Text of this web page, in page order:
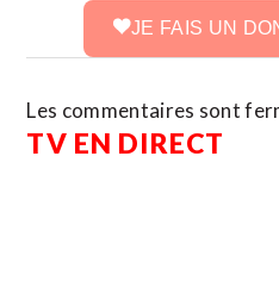
JE FAIS UN
Les commentaires sont
TV EN DIRECT